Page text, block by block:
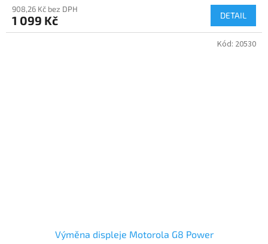
908,26 Kč bez DPH
1 099 Kč DETAIL
Výměna displeje Motorola G8 Power
Kód: 20530